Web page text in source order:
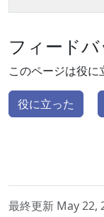
フィードバ
このページは役に
役に立った
最終更新 May 22,